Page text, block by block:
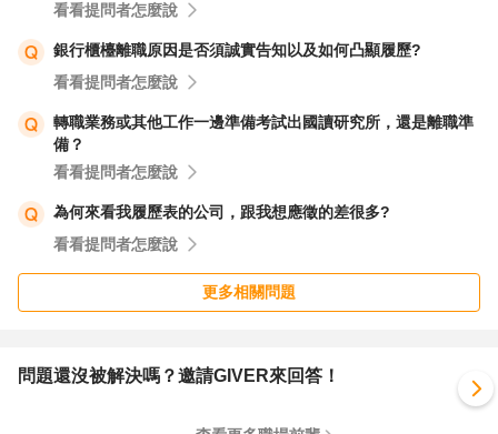
看看提問者怎麼說
銀行櫃檯離職原因是否須誠實告知以及如何凸顯履歷?
看看提問者怎麼說
轉職業務或其他工作一邊準備考試出國讀研究所，還是離職準
備？
看看提問者怎麼說
為何來看我履歷表的公司，跟我想應徵的差很多?
看看提問者怎麼說
更多相關問題
問題還沒被解決嗎？邀請GIVER來回答！